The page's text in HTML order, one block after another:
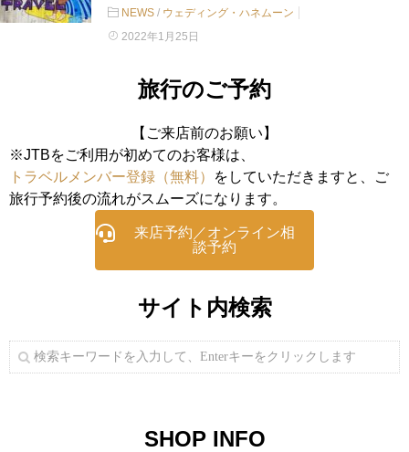
NEWS / ウェディング・ハネムーン
2022年1月25日
旅行のご予約
【ご来店前のお願い】
※JTBをご利用が初めてのお客様は、
トラベルメンバー登録（無料）
をしていただきますと、ご
旅行予約後の流れがスムーズになります。
来店予約／オンライン相
談予約
サイト内検索
SHOP INFO